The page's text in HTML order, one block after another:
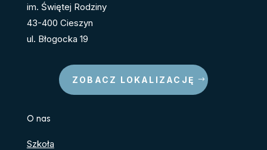
im. Świętej Rodziny
43-400 Cieszyn
ul. Błogocka 19
ZOBACZ LOKALIZACJĘ
O nas
Szkoła